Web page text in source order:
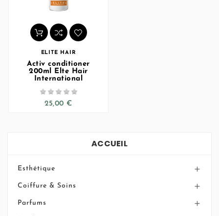
ELITE HAIR
Activ conditioner
200ml Elte Hair
International
    
25,00 €
ACCUEIL
Esthétique 
Coiffure & Soins 
Parfums 